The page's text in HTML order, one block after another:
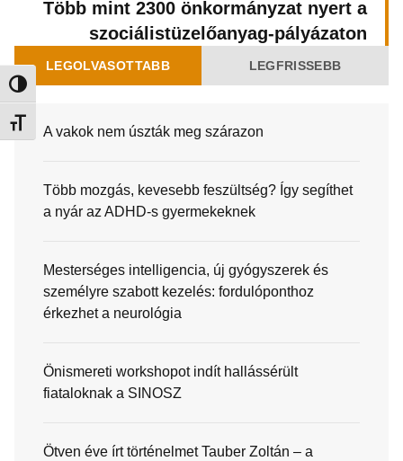
Nagy kontraszt váltása
Betűméret váltása
Több mint 2300 önkormányzat nyert a
szociálistüzelőanyag-pályázaton
LEGOLVASOTTABB LEGFRISSEBB
A vakok nem úszták meg szárazon
Több mozgás, kevesebb feszültség? Így segíthet
a nyár az ADHD-s gyermekeknek
Mesterséges intelligencia, új gyógyszerek és
személyre szabott kezelés: fordulóponthoz
érkezhet a neurológia
Önismereti workshopot indít hallássérült
fiataloknak a SINOSZ
Ötven éve írt történelmet Tauber Zoltán – a